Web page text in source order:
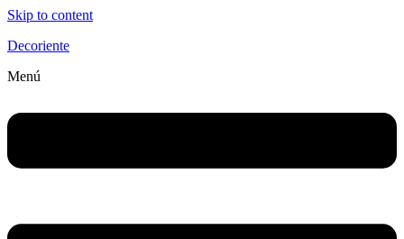
Skip to content
Decoriente
Menú